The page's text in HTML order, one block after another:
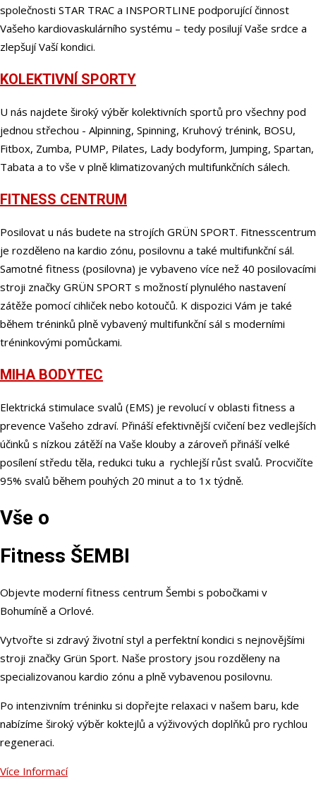
společnosti STAR TRAC a INSPORTLINE podporující činnost
Vašeho kardiovaskulárního systému – tedy posilují Vaše srdce a
zlepšují Vaší kondici.
KOLEKTIVNÍ SPORTY
U nás najdete široký výběr kolektivních sportů pro všechny pod
jednou střechou - Alpinning, Spinning, Kruhový trénink, BOSU,
Fitbox, Zumba, PUMP, Pilates, Lady bodyform, Jumping, Spartan,
Tabata a to vše v plně klimatizovaných multifunkčních sálech.
FITNESS CENTRUM
Posilovat u nás budete na strojích GRÜN SPORT. Fitnesscentrum
je rozděleno na kardio zónu, posilovnu a také multifunkční sál.
Samotné fitness (posilovna) je vybaveno více než 40 posilovacími
stroji značky GRÜN SPORT s možností plynulého nastavení
zátěže pomocí cihliček nebo kotoučů. K dispozici Vám je také
během tréninků plně vybavený multifunkční sál s moderními
tréninkovými pomůckami.
MIHA BODYTEC
Elektrická stimulace svalů (EMS) je revolucí v oblasti fitness a
prevence Vašeho zdraví. Přináší efektivnější cvičení bez vedlejších
účinků s nízkou zátěží na Vaše klouby a zároveň přináší velké
posílení středu těla, redukci tuku a rychlejší růst svalů. Procvičíte
95% svalů během pouhých 20 minut a to 1x týdně.
Vše o
Fitness ŠEMBI
Objevte moderní fitness centrum Šembi s pobočkami v
Bohumíně a Orlové.
Vytvořte si zdravý životní styl a perfektní kondici s nejnovějšími
stroji značky Grün Sport. Naše prostory jsou rozděleny na
specializovanou kardio zónu a plně vybavenou posilovnu.
Po intenzivním tréninku si dopřejte relaxaci v našem baru, kde
nabízíme široký výběr koktejlů a výživových doplňků pro rychlou
regeneraci.
Více Informací